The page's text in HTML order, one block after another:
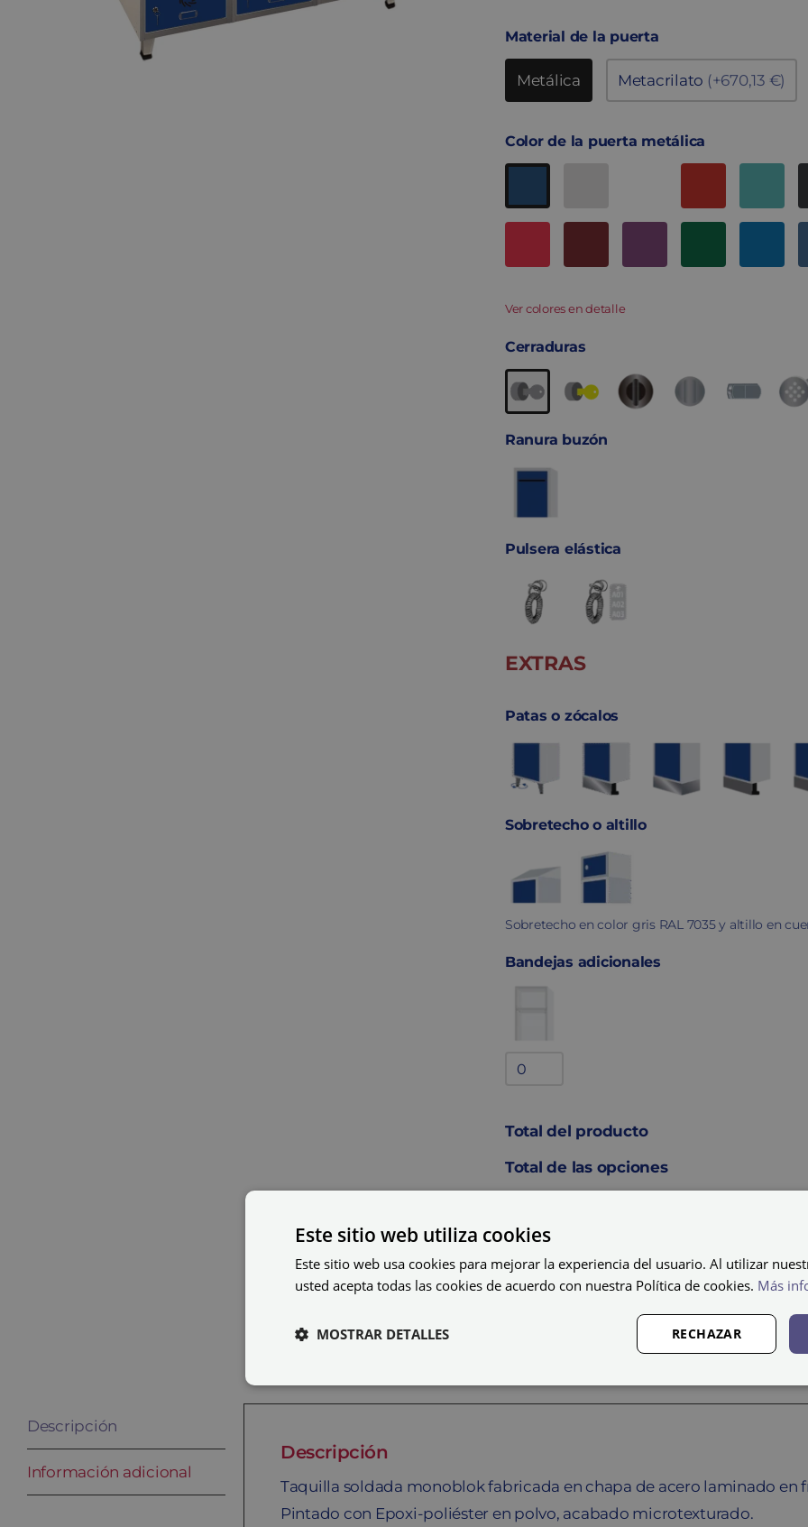
Material de la puerta
Metálica Metacrilato (+670,13 €)
Color de la puerta metálica
Ver colores en detalle
Cerraduras
Ranura buzón
Pulsera elástica
EXTRAS
Patas o zócalos
Sobretecho o altillo
Sobretecho en color gris RAL 7035 y altillo en
Bandejas adicionales
Bandejas
Total del producto
Total de las opciones
Taquilla
eléctrica
Monoblok-
SZ-
cantidad
AÑADIR AL
Descripción
Información adicional
Descripción
Taquilla soldada monoblok fabricada en chapa de acero laminado en
Pintado con Epoxi-poliéster en polvo, acabado microtexturado.
Este sitio web utiliza cookies
Este sitio web usa cookies para mejorar la experiencia del usuario. Al utilizar
usted acepta todas las cookies de acuerdo con nuestra Política de cookies. Más
RECHAZAR
MOSTRAR DETALLES